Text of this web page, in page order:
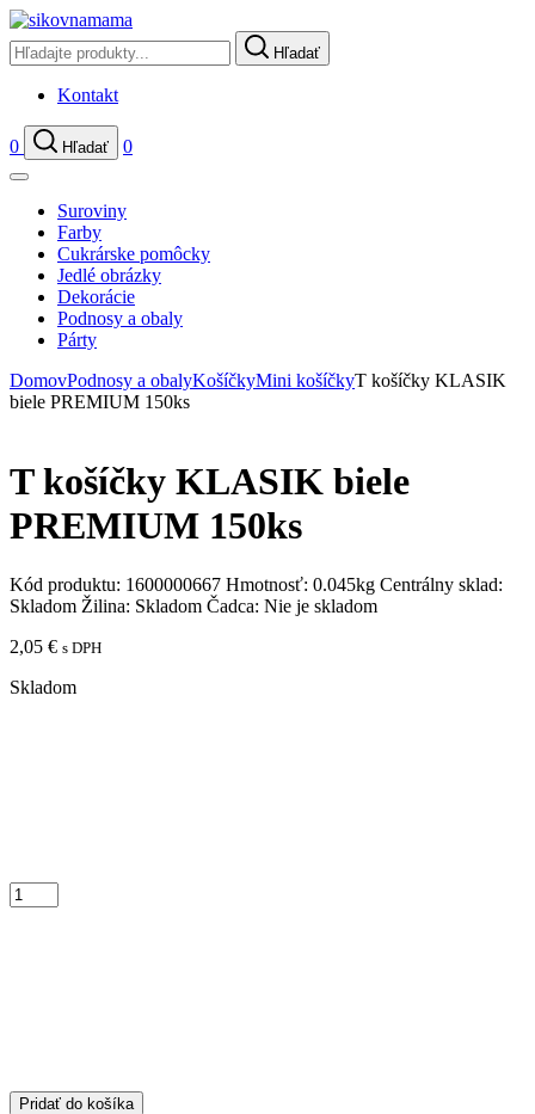
Hľadať
Kontakt
0 Hľadať 0
Suroviny
Farby
Cukrárske pomôcky
Jedlé obrázky
Dekorácie
Podnosy a obaly
Párty
DomovPodnosy a obalyKošíčkyMini košíčkyT košíčky KLASIK
biele PREMIUM 150ks
T košíčky KLASIK biele
PREMIUM 150ks
Kód produktu: 1600000667 Hmotnosť: 0.045kg Centrálny sklad:
Skladom Žilina: Skladom Čadca: Nie je skladom
2,05 € s DPH
Skladom
Pridať do košíka